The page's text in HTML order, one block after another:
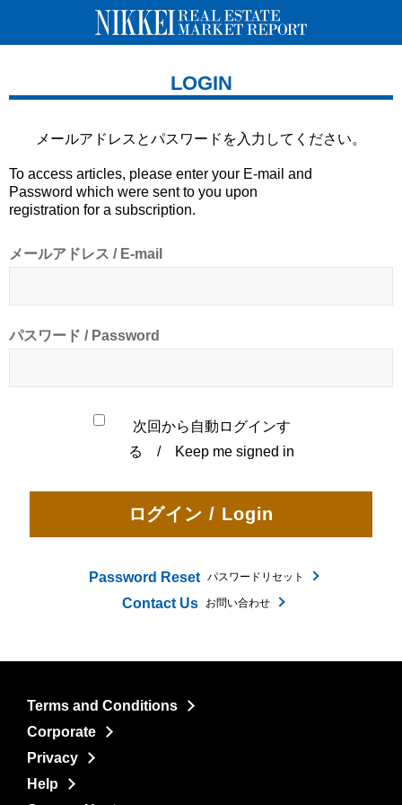
LOGIN
メールアドレスとパスワードを 入力してください。
To access articles, please enter your E-mail and
Password which were sent to you upon
registration for a subscription.
メールアドレス / E-mail
パスワード / Password
次回から自動ログインす
る / Keep me signed in
Password Reset パスワードリセット
Contact Us お問い合わせ
Terms and Conditions
Corporate
Privacy
Help